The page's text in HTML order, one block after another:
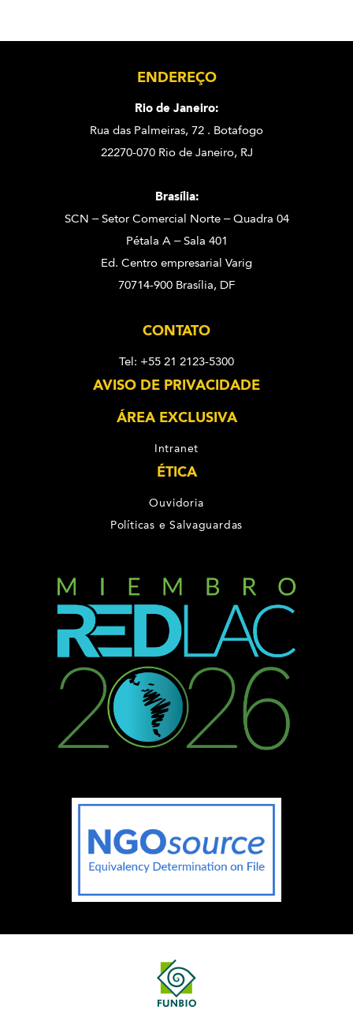
ENDEREÇO
Rio de Janeiro:
Rua das Palmeiras, 72 . Botafogo
22270-070 Rio de Janeiro, RJ
Brasília:
SCN – Setor Comercial Norte – Quadra 04
Pétala A – Sala 401
Ed. Centro empresarial Varig
70714-900 Brasília, DF
CONTATO
Tel: +55 21 2123-5300
AVISO DE PRIVACIDADE
ÁREA EXCLUSIVA
Intranet
ÉTICA
Ouvidoria
Políticas e Salvaguardas